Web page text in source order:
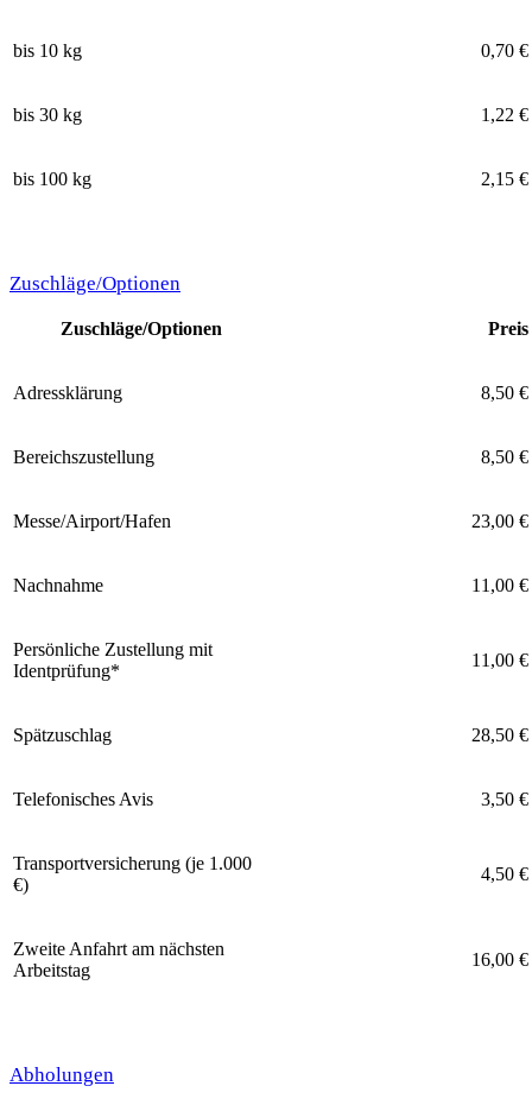
bis 10 kg 0,70 €
bis 30 kg 1,22 €
bis 100 kg 2,15 €
Zuschläge/Optionen
Zuschläge/Optionen Preis
Adressklärung 8,50 €
Bereichszustellung 8,50 €
Messe/Airport/Hafen 23,00 €
Nachnahme 11,00 €
Persönliche Zustellung mit
Identprüfung*
11,00 €
Spätzuschlag 28,50 €
Telefonisches Avis 3,50 €
Transportversicherung (je 1.000
€)
4,50 €
Zweite Anfahrt am nächsten
Arbeitstag
16,00 €
Abholungen